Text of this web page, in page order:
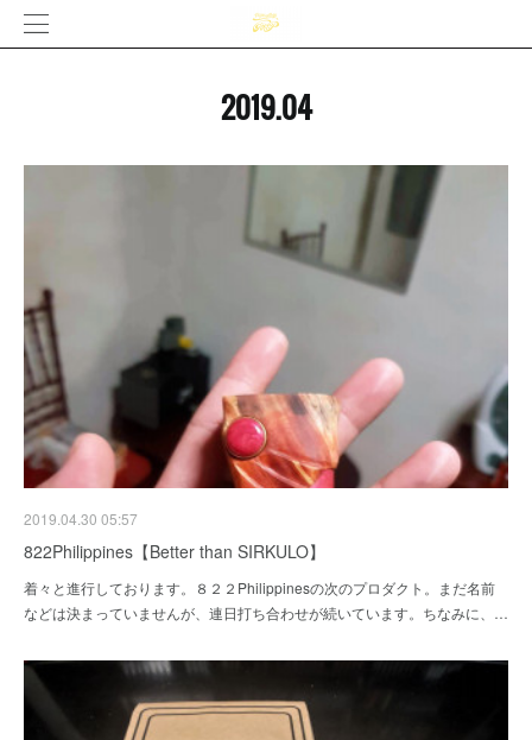
2019.04
2019.04.30 05:57
822Philippines【Better than SIRKULO】
着々と進行しております。８２２Philippinesの次のプロダクト。まだ名前
などは決まっていませんが、連日打ち合わせが続いています。ちなみに、…